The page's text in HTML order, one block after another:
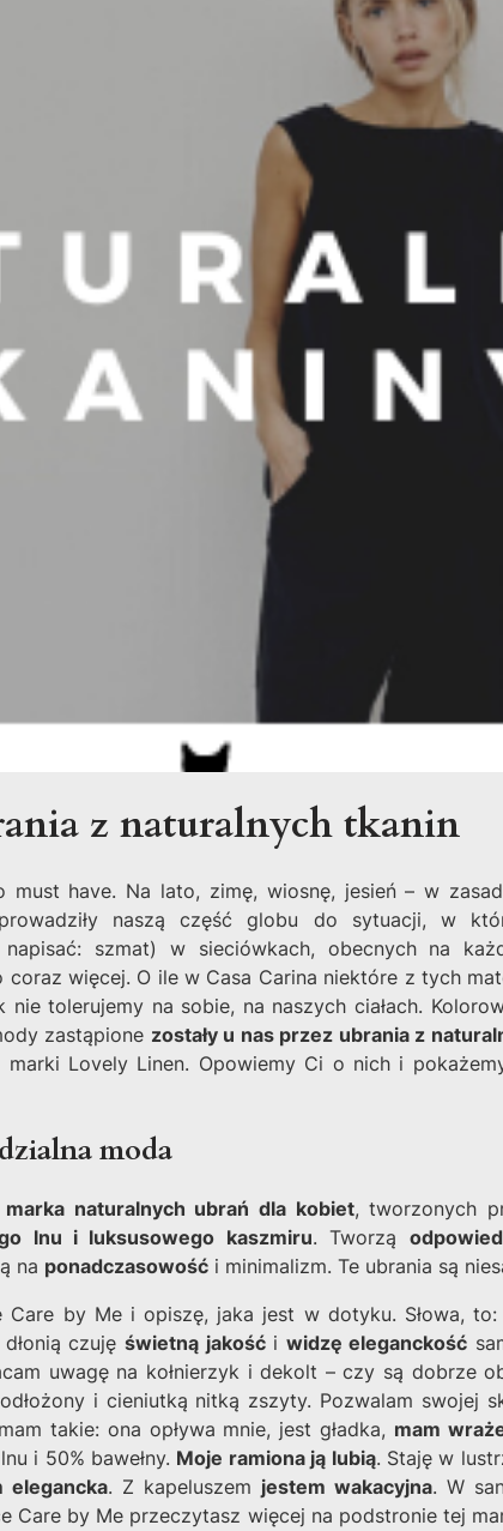
z naturalnych tkanin
must have. Na lato, zimę, wiosnę, jesień – w
naszą część globu do sytuacji, w
szmat) w sieciówkach, obecnych na
więcej. O ile w Casa Carina niektóre z tych
tolerujemy na sobie, na naszych ciałach.
zastąpione zostały u nas przez ubrania z
Lovely Linen. Opowiemy Ci o nich i
moda
marka naturalnych ubrań dla kobiet, tworzonych
lnu i luksusowego kaszmiru. Tworzą
na ponadczasowość i minimalizm. Te ubrania są
Care by Me i opiszę, jaka jest w dotyku. Słowa,
czuję świetną jakośći widzę eleganckość
uwagę na kołnierzyk i dekolt – czy są dobrze
i cieniutką nitką zszyty. Pozwalam swojej
takie: ona opływa mnie, jest gładka, mam
i 50% bawełny. Moje ramiona ją lubią. Staję w
elegancka. Z kapeluszem jestem wakacyjna. W
Care by Me przeczytasz więcej na podstronie tej